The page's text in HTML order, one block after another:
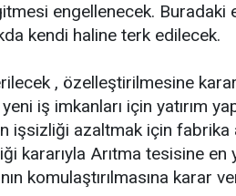
engellenecek. Buradaki
kendi haline terk edilecek.
, özelleştirilmesine
iş imkanları için yatırım
işsizliği azaltmak için fabrika
kararıyla Arıtma tesisine en
komulaştırılmasına karar